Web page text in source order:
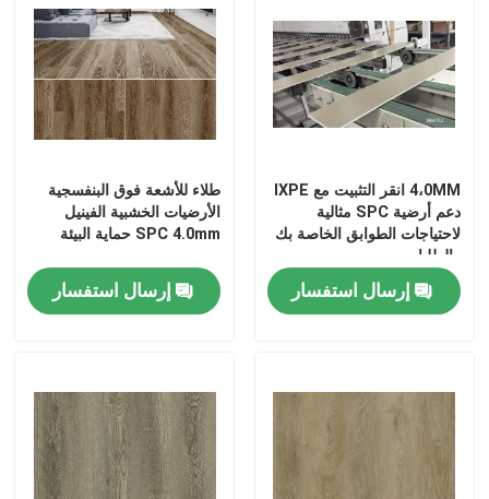
Request A Quote
فيلم الطباعة البلاستيكية
فيلم مغلفة PVC
فيلم الخشب الحبوب البلاستيكية
فيلم الأثاث البلاستيكية
4،0MM انقر التثبيت مع IXPE
دعم أرضية SPC مثالية
لاحتياجات الطوابق الخاصة بك
والطلبات
إرسال استفسار
طلاء للأشعة فوق البنفسجية
الأرضيات الخشبية الفينيل
SPC 4.0mm حماية البيئة
إرسال استفسار